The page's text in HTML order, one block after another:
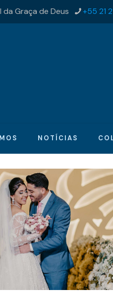
da Graça de Deus +55 21
NOTÍCIAS